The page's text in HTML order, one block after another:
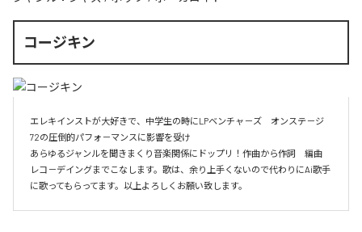
コージキン
エレキインストが大好きで、中学生の時にLPベンチャ－ズ　オンステ－ジ
72の圧倒的パフォ－マンスに影響を受け
あらゆるジャンルを聞きまくり音楽関係にドップリ！作曲から作詞　編曲
レコ－デイングまでこなします。歌は、余り上手くないので代わりにAi歌手
に歌ってもらってます。以上よろしくお願い致します。